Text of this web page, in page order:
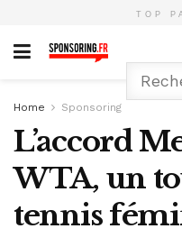
TOP
Home Sponsoring
L’accord
WTA, un
tennis